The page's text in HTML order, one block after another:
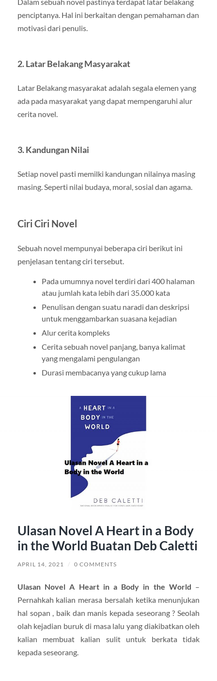
penciptanya. Hal ini berkaitan dengan pemahaman dan
motivasi dari penulis.
2. Latar Belakang Masyarakat
Latar Belakang masyarakat adalah segala elemen yang
ada pada masyarakat yang dapat mempengaruhi alur
cerita novel.
3. Kandungan Nilai
Setiap novel pasti memilki kandungan nilainya masing
masing. Seperti nilai budaya, moral, sosial dan agama.
Ciri Ciri Novel
Sebuah novel mempunyai beberapa ciri berikut ini
penjelasan tentang ciri tersebut.
Pada umumnya novel terdiri dari 400 halaman
atau jumlah kata lebih dari 35.000 kata
Penulisan dengan suatu naradi dan deskripsi
untuk menggambarkan suasana kejadian
Alur cerita kompleks
Cerita sebuah novel panjang, banya kalimat
yang mengalami pengulangan
Durasi membacanya yang cukup lama
Ulasan Novel A Heart in a Body
in the World Buatan Deb Caletti
APRIL 14, 2021 / 0 COMMENTS
Ulasan Novel A Heart in a Body in the World –
Pernahkah kalian merasa bersalah ketika menunjukan
hal sopan , baik dan manis kepada seseorang ? Seolah
olah kejadian buruk di masa lalu yang diakibatkan oleh
kalian membuat kalian sulit untuk berkata tidak
kepada seseorang.